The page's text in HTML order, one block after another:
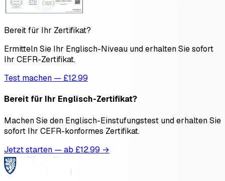
Bereit für Ihr Zertifikat?
Ermitteln Sie Ihr Englisch-Niveau und erhalten Sie sofort
Ihr CEFR-Zertifikat.
Test machen — £12.99
Bereit für Ihr Englisch-Zertifikat?
Machen Sie den Englisch-Einstufungstest und erhalten Sie
sofort Ihr CEFR-konformes Zertifikat.
Jetzt starten — ab £12.99 →